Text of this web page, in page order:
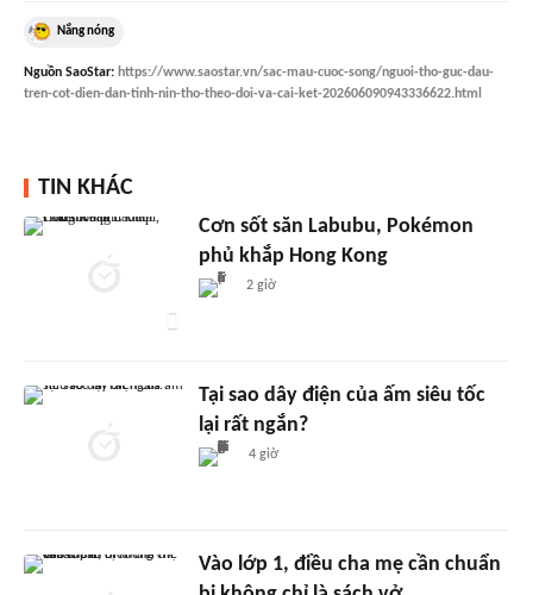
Nắng nóng
Nguồn SaoStar: https://www.saostar.vn/sac-mau-cuoc-song/nguoi-tho-guc-dau-
tren-cot-dien-dan-tinh-nin-tho-theo-doi-va-cai-ket-202606090943336622.html
TIN KHÁC
Cơn sốt săn Labubu, Pokémon
phủ khắp Hong Kong
2 giờ
Tại sao dây điện của ấm siêu tốc
lại rất ngắn?
4 giờ
Vào lớp 1, điều cha mẹ cần chuẩn